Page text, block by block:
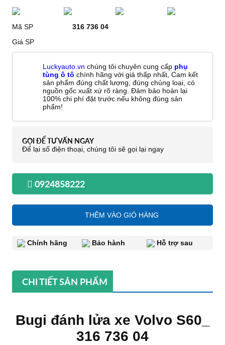
Mã SP
316 736 04
Giá SP
Luckyauto.vn chúng tôi chuyên cung cấp phụ
tùng ô tô chính hãng với giá thấp nhất, Cam kết
sản phẩm đúng chất lượng, đúng chủng loại, có
nguồn gốc xuất xứ rõ ràng. Đảm bảo hoàn lại
100% chi phí đặt trước nếu không đúng sản
phẩm!
GỌI ĐỂ TƯ VẤN NGAY
Để lại số điện thoại, chúng tôi sẽ gọi lại ngay
0924858222
THÊM VÀO GIỎ HÀNG
Chính hãng Bảo hành Hỗ trợ sau
CHI TIẾT SẢN PHẨM
Bugi đánh lửa xe Volvo S60_
316 736 04